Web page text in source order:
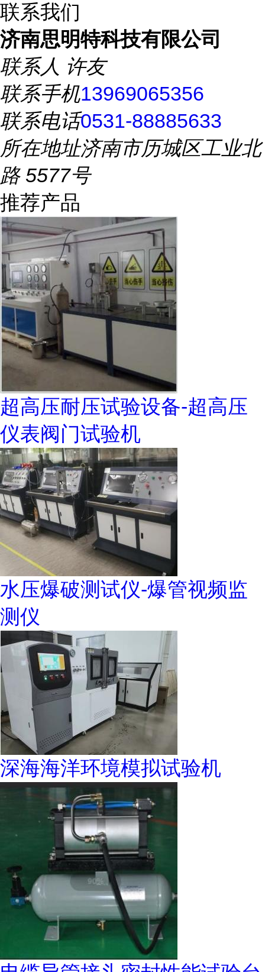
联系我们
济南思明特科技有限公司
联系人 许友
联系手机13969065356
联系电话0531-88885633
所在地址济南市历城区工业北
路 5577号
推荐产品
超高压耐压试验设备-超高压
仪表阀门试验机
水压爆破测试仪-爆管视频监
测仪
深海海洋环境模拟试验机